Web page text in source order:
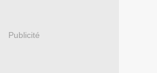
Publicité